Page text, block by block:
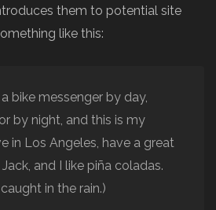
them to potential site
like this:
a bike messenger by day,
by night, and this is my
in Los Angeles, have a great
and I like piña coladas.
in the rain.)